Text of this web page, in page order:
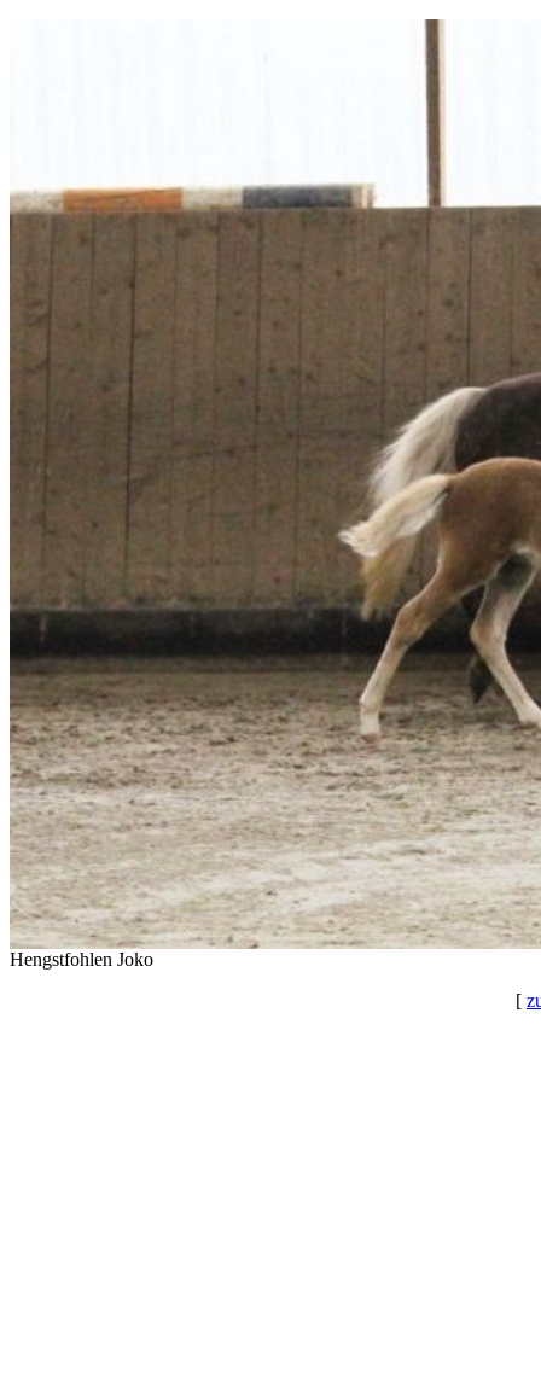
Hengstfohlen Joko
[